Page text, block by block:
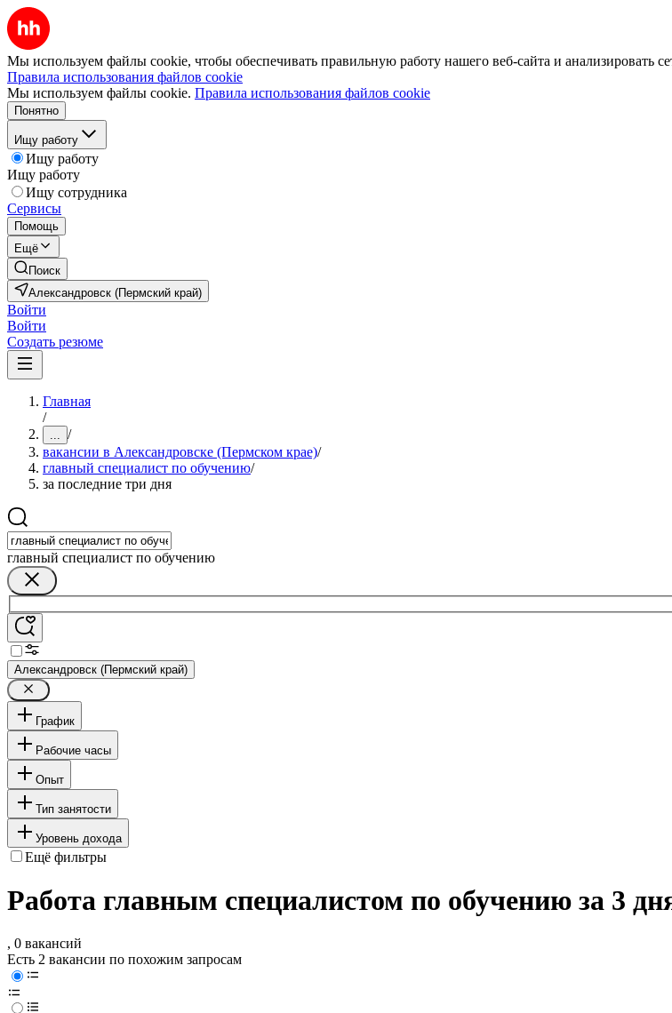
Мы используем файлы cookie, чтобы обеспечивать правильную работу нашего веб-сайта и анализировать
Правила использования файлов cookie
Мы используем файлы cookie. Правила использования файлов cookie
Понятно
Ищу работу
Ищу работу
Ищу работу
Ищу сотрудника
Сервисы
Помощь
Ещё
Поиск
Александровск (Пермский край)
Войти
Войти
Создать резюме
Главная
/
... /
вакансии в Александровске (Пермском крае)/
главный специалист по обучению/
за последние три дня
главный специалист по обучению
Александровск (Пермский край)
График
Рабочие часы
Опыт
Тип занятости
Уровень дохода
Ещё фильтры
Работа главным специалистом по обучению за 3
, 0 вакансий
Есть 2 вакансии по похожим запросам